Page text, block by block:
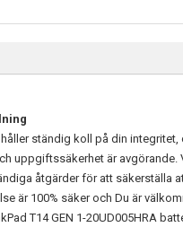
ständig koll på din integritet,
uppgiftssäkerhet är avgörande.
åtgärder för att säkerställa
är 100% säker och Du är
T14 GEN 1-20UD005HRA